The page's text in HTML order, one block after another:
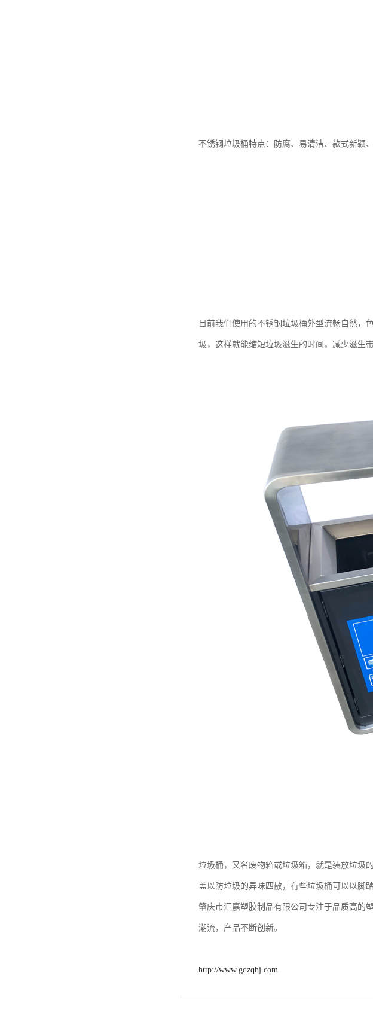
不锈钢垃圾桶特点：防腐、易清洁、款式新颖
目前我们使用的不锈钢垃圾桶外型流畅自然，
圾，这样就能缩短垃圾滋生的时间，减少滋生
垃圾桶，又名废物箱或垃圾箱，就是装放垃圾
盖以防垃圾的异味四散，有些垃圾桶可以以脚踏
肇庆市汇嘉塑胶制品有限公司专注于品质高的
潮流，产品不断创新。
http://www.gdzqhj.com